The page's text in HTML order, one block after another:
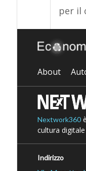
per il
About
Nextwork360
cultura
Indirizzo